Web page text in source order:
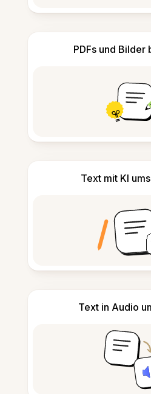
PDFs und Bilder
Text mit KI
Text in Audio